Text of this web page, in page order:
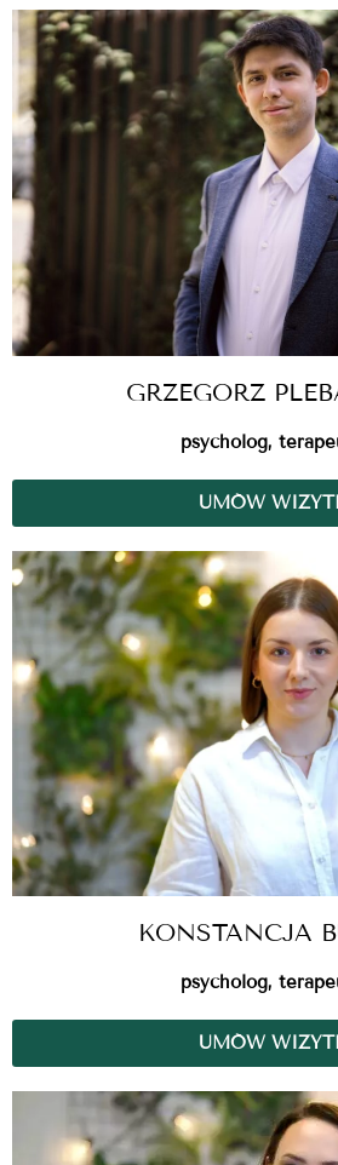
GRZEGORZ
psycholog,
UMÓW
KONSTANCJA
psycholog,
UMÓW